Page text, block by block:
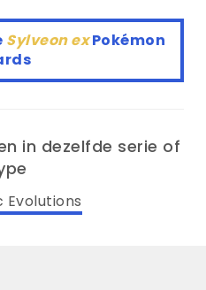
Sylveon exPokémon
in dezelfde serie of
Evolutions